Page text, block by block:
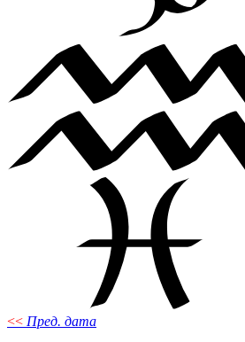
<< Пред. дата